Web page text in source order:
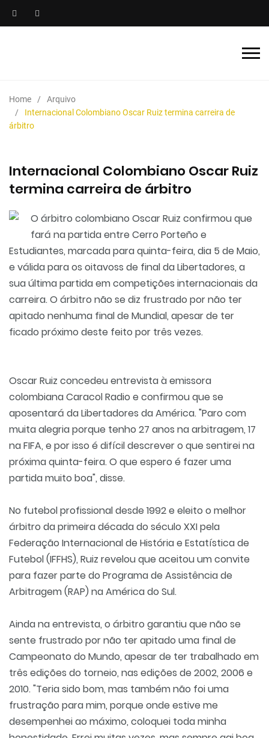
Home
Arquivo
Internacional Colombiano Oscar Ruiz termina carreira de
árbitro
Internacional Colombiano Oscar Ruiz
termina carreira de árbitro
O árbitro colombiano Oscar Ruiz confirmou que
fará na partida entre Cerro Porteño e
Estudiantes, marcada para quinta-feira, dia 5 de Maio,
e válida para os oitavoss de final da Libertadores, a
sua última partida em competições internacionais da
carreira. O árbitro não se diz frustrado por não ter
apitado nenhuma final de Mundial, apesar de ter
ficado próximo deste feito por três vezes.
Oscar Ruiz concedeu entrevista à emissora
colombiana Caracol Radio e confirmou que se
aposentará da Libertadores da América. "Paro com
muita alegria porque tenho 27 anos na arbitragem, 17
na FIFA, e por isso é difícil descrever o que sentirei na
próxima quinta-feira. O que espero é fazer uma
partida muito boa", disse.
No futebol profissional desde 1992 e eleito o melhor
árbitro da primeira década do século XXI pela
Federação Internacional de História e Estatística de
Futebol (IFFHS), Ruiz revelou que aceitou um convite
para fazer parte do Programa de Assistência de
Arbitragem (RAP) na América do Sul.
Ainda na entrevista, o árbitro garantiu que não se
sente frustrado por não ter apitado uma final de
Campeonato do Mundo, apesar de ter trabalhado em
três edições do torneio, nas edições de 2002, 2006 e
2010. "Teria sido bom, mas também não foi uma
frustração para mim, porque onde estive me
desempenhei ao máximo, coloquei toda minha